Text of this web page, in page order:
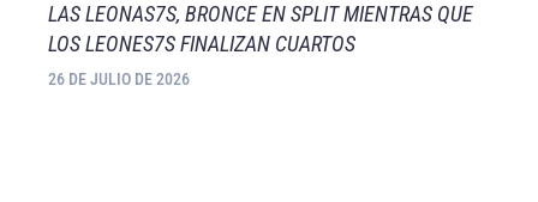
LAS LEONAS7S, BRONCE EN SPLIT MIENTRAS QUE
LOS LEONES7S FINALIZAN CUARTOS
26 DE JULIO DE 2026